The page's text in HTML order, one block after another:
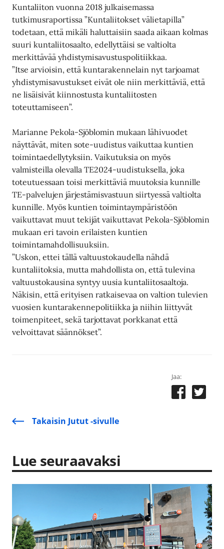
Kuntaliiton vuonna 2018 julkaisemassa
tutkimusraportissa ”Kuntaliitokset välietapilla”
todetaan, että mikäli haluttaisiin saada aikaan kolmas
suuri kuntaliitosaalto, edellyttäisi se valtiolta
merkittävää yhdistymisavustuspolitiikkaa.
”Itse arvioisin, että kuntarakennelain nyt tarjoamat
yhdistymisavustukset eivät ole niin merkittäviä, että
ne lisäisivät kiinnostusta kuntaliitosten
toteuttamiseen”.
Marianne Pekola-Sjöblomin mukaan lähivuodet
näyttävät, miten sote-uudistus vaikuttaa kuntien
toimintaedellytyksiin. Vaikutuksia on myös
valmisteilla olevalla TE2024-uudistuksella, joka
toteutuessaan toisi merkittäviä muutoksia kunnille
TE-palvelujen järjestämisvastuun siirtyessä valtiolta
kunnille. Myös kuntien toimintaympäristöön
vaikuttavat muut tekijät vaikuttavat Pekola-Sjöblomin
mukaan eri tavoin erilaisten kuntien
toimintamahdollisuuksiin.
”Uskon, ettei tällä valtuustokaudella nähdä
kuntaliitoksia, mutta mahdollista on, että tulevina
valtuustokausina syntyy uusia kuntaliitosaaltoja.
Näkisin, että erityisen ratkaisevaa on valtion tulevien
vuosien kuntarakennepolitiikka ja niihin liittyvät
toimenpiteet, sekä tarjottavat porkkanat että
velvoittavat säännökset”.
Jaa:
Takaisin Jutut -sivulle
Lue seuraavaksi